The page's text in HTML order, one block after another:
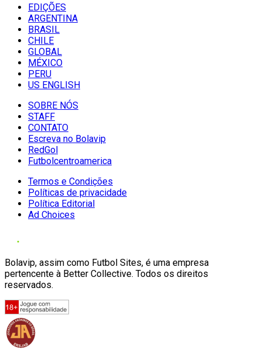
EDIÇÕES
ARGENTINA
BRASIL
CHILE
GLOBAL
MÉXICO
PERU
US ENGLISH
SOBRE NÓS
STAFF
CONTATO
Escreva no Bolavip
RedGol
Futbolcentroamerica
Termos e Condições
Políticas de privacidade
Política Editorial
Ad Choices
Bolavip, assim como Futbol Sites, é uma empresa
pertencente à Better Collective. Todos os direitos
reservados.